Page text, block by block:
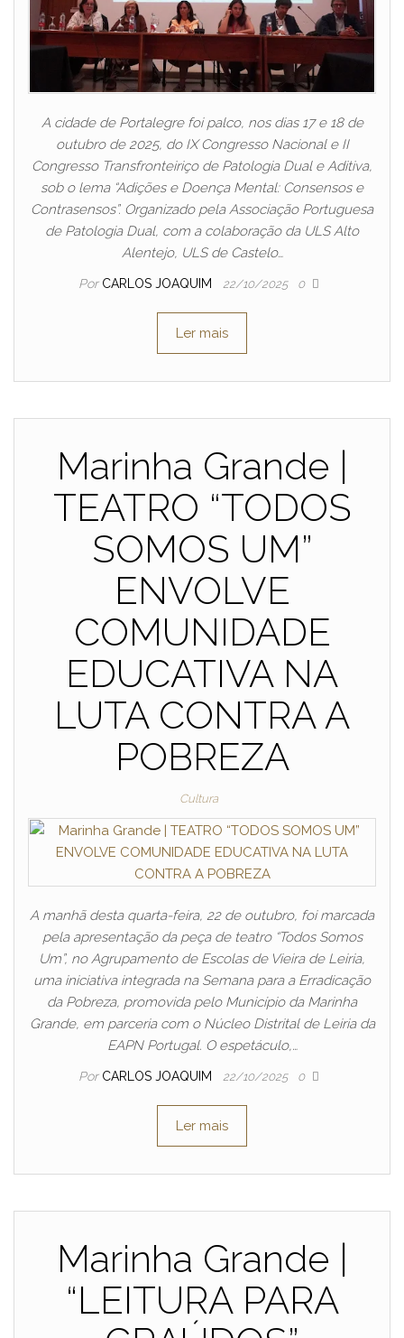
A cidade de Portalegre foi palco, nos dias 17 e 18 de
outubro de 2025, do IX Congresso Nacional e II
Congresso Transfronteiriço de Patologia Dual e Aditiva,
sob o lema “Adições e Doença Mental: Consensos e
Contrasensos”. Organizado pela Associação Portuguesa
de Patologia Dual, com a colaboração da ULS Alto
Alentejo, ULS de Castelo…
Por CARLOS JOAQUIM 22/10/2025 0
Ler mais
Marinha Grande |
TEATRO “TODOS
SOMOS UM”
ENVOLVE
COMUNIDADE
EDUCATIVA NA
LUTA CONTRA A
POBREZA
Cultura
A manhã desta quarta-feira, 22 de outubro, foi marcada
pela apresentação da peça de teatro “Todos Somos
Um”, no Agrupamento de Escolas de Vieira de Leiria,
uma iniciativa integrada na Semana para a Erradicação
da Pobreza, promovida pelo Município da Marinha
Grande, em parceria com o Núcleo Distrital de Leiria da
EAPN Portugal. O espetáculo,…
Por CARLOS JOAQUIM 22/10/2025 0
Ler mais
Marinha Grande |
“LEITURA PARA